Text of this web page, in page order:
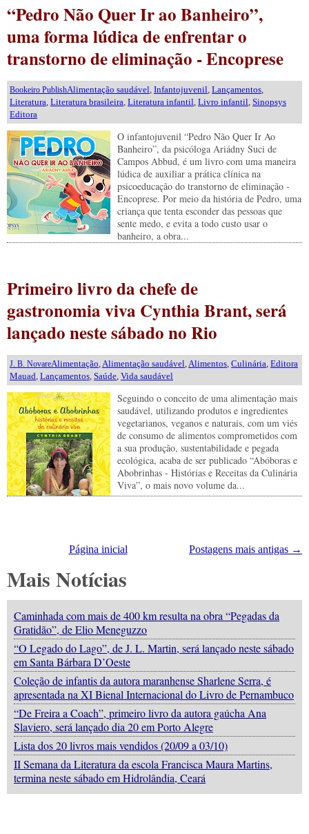
“Pedro Não Quer Ir ao Banheiro”,
uma forma lúdica de enfrentar o
transtorno de eliminação - Encoprese
Bookeiro PublishAlimentação saudável Infantojuvenil Lançamentos
Literatura Literatura brasileira Literatura infantil Livro infantil Sinopsys
Editora
O infantojuvenil “Pedro Não Quer Ir Ao
Banheiro”, da psicóloga Ariádny Suci de
Campos Abbud, é um livro com uma maneira
lúdica de auxiliar a prática clínica na
psicoeducação do transtorno de eliminação -
Encoprese. Por meio da história de Pedro, uma
criança que tenta esconder das pessoas que
sente medo, e evita a todo custo usar o
banheiro, a obra...
Primeiro livro da chefe de
gastronomia viva Cynthia Brant, será
lançado neste sábado no Rio
J. B. NovareAlimentação Alimentação saudável Alimentos Culinária Editora
Mauad Lançamentos Saúde Vida saudável
Seguindo o conceito de uma alimentação mais
saudável, utilizando produtos e ingredientes
vegetarianos, veganos e naturais, com um viés
de consumo de alimentos comprometidos com
a sua produção, sustentabilidade e pegada
ecológica, acaba de ser publicado “Abóboras e
Abobrinhas - Histórias e Receitas da Culinária
Viva”, o mais novo volume da...
Postagens mais antigas →
Página inicial
Mais Notícias
Caminhada com mais de 400 km resulta na obra “Pegadas da
Gratidão”, de Elio Meneguzzo
“O Legado do Lago”, de J. L. Martin, será lançado neste sábado
em Santa Bárbara D’Oeste
Coleção de infantis da autora maranhense Sharlene Serra, é
apresentada na XI Bienal Internacional do Livro de Pernambuco
“De Freira a Coach”, primeiro livro da autora gaúcha Ana
Slaviero, será lançado dia 20 em Porto Alegre
Lista dos 20 livros mais vendidos (20/09 a 03/10)
II Semana da Literatura da escola Francisca Maura Martins,
termina neste sábado em Hidrolândia, Ceará